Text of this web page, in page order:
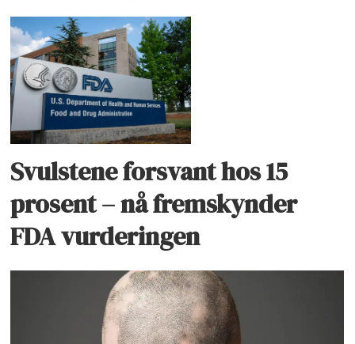
Svulstene forsvant hos 15
prosent – nå fremskynder
FDA vurderingen